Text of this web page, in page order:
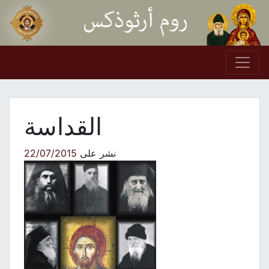
Skip to content
Main Navigation
القداسة
نشر على22/07/2015